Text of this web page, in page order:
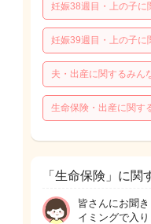
妊娠38週目・上の子に
妊娠39週目・上の子に
夫・出産に関するみん
生命保険・出産に関す
「生命保険」に関
皆さんにお聞
イミングで入